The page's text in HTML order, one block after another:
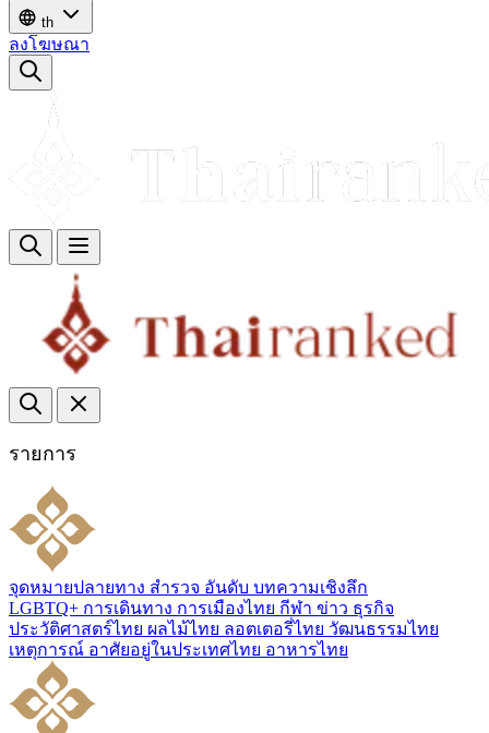
th
ลงโฆษณา
รายการ
จุดหมายปลายทาง สำรวจ อันดับ บทความเชิงลึก
LGBTQ+ การเดินทาง การเมืองไทย กีฬา ข่าว ธุรกิจ
ประวัติศาสตร์ไทย ผลไม้ไทย ลอตเตอรี่ไทย วัฒนธรรมไทย
เหตุการณ์ อาศัยอยู่ในประเทศไทย อาหารไทย